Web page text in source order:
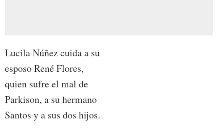
Lucila Núñez cuida a su
esposo René Flores,
quien sufre el mal de
Parkison, a su hermano
Santos y a sus dos hijos.